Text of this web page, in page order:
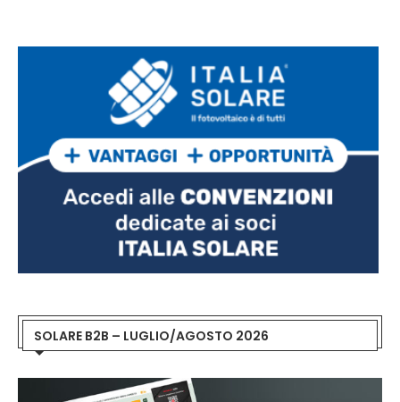
SOLARE B2B – LUGLIO/AGOSTO 2026